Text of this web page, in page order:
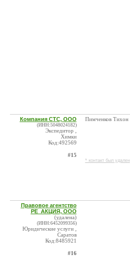
Компания СТС, ООО
(ИНН:5048024182)
Экспедитор ,
Химки
Код:492569
#15
Пимченков Тихон
* контакт был удален
Правовое агентство
РЕ_АКЦИЯ, ООО
(удалена)
(ИНН:6452099356)
Юридические услуги ,
Саратов
Код:8485921
#16